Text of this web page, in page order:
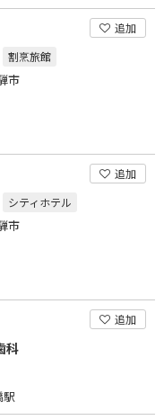
追加
割烹旅館
市
追加
シティホテル
市
追加
科